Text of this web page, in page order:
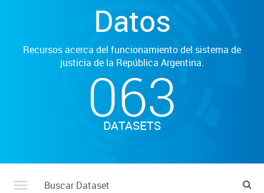
Datos
Recursos acerca del funcionamiento del sistema de
justicia de la República Argentina.
063
DATASETS